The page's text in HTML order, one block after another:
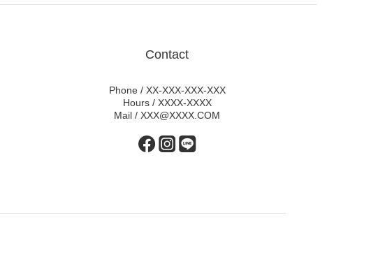
Contact
Phone / XX-XXX-XXX-XXX
Hours / XXXX-XXXX
Mail / XXX@XXXX.COM